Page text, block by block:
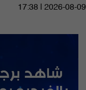
17:38 | 2026-08-09